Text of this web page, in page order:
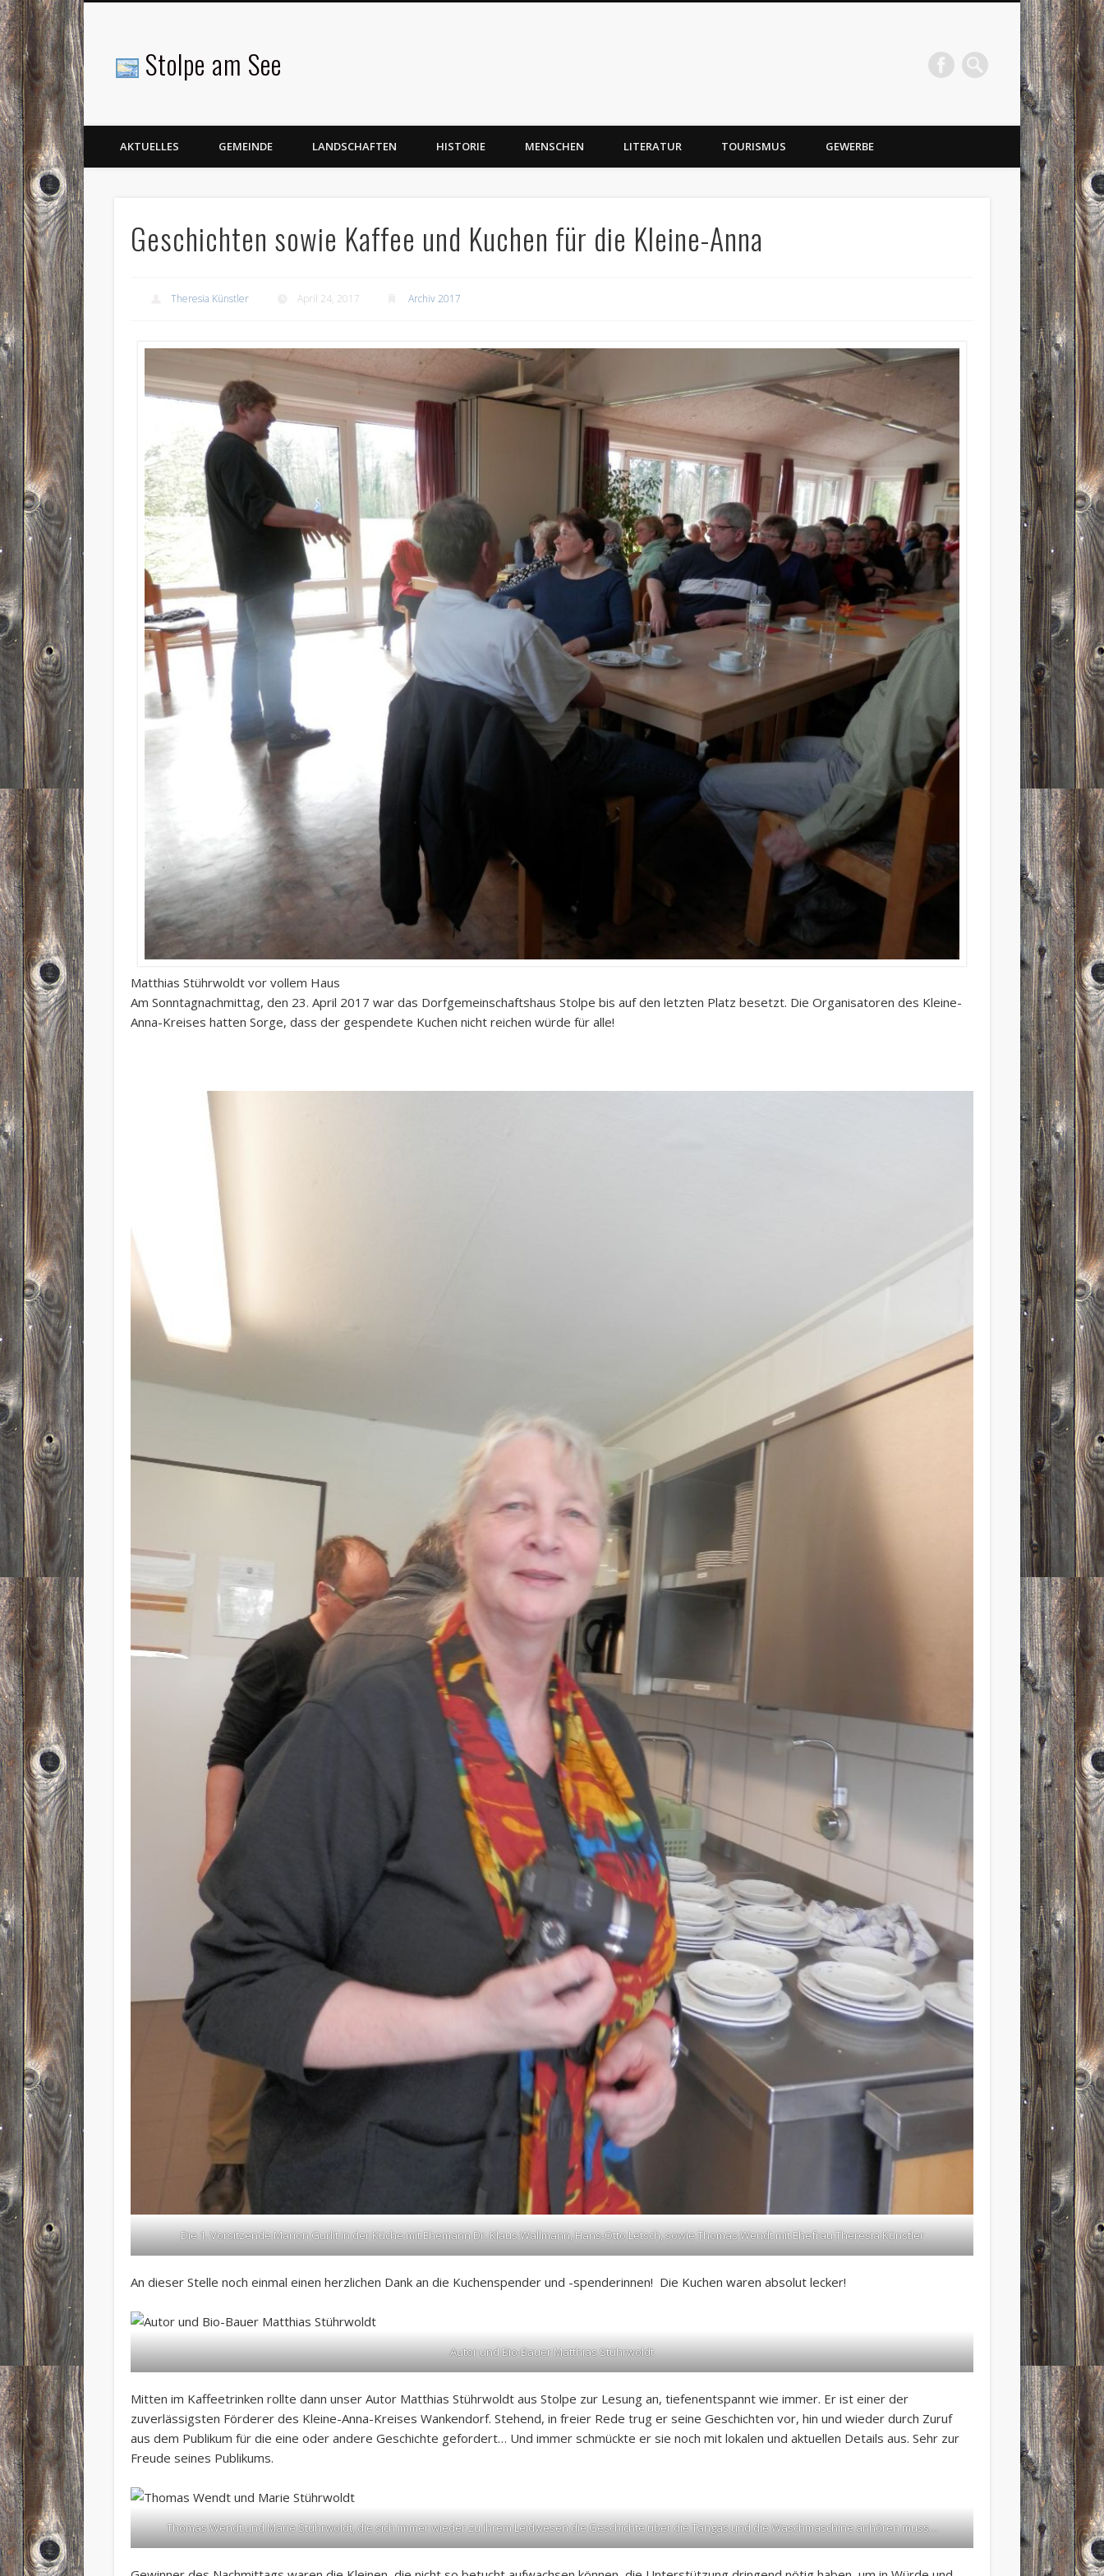
Stolpe am See
Facebook
AKTUELLES GEMEINDE LANDSCHAFTEN HISTORIE MENSCHEN LITERATUR TOURISMUS GEWERBE
Geschichten sowie Kaffee und Kuchen für die Kleine-Anna
Theresia Künstler April 24, 2017 Archiv 2017
Matthias Stührwoldt vor vollem Haus
Am Sonntagnachmittag, den 23. April 2017 war das Dorfgemeinschaftshaus Stolpe bis auf den letzten Platz besetzt. Die Organisatoren des Kleine-
Anna-Kreises hatten Sorge, dass der gespendete Kuchen nicht reichen würde für alle!
Die 1. Vorsitzende Marion Gurlit in der Küche mit Ehemann Dr. Klaus Wallmann, Hans-Otto Letsch, sowie Thomas Wendt mit Ehefrau Theresia Künstler
An dieser Stelle noch einmal einen herzlichen Dank an die Kuchenspender und -spenderinnen! Die Kuchen waren absolut lecker!
Autor und Bio-Bauer Matthias Stührwoldt
Mitten im Kaffeetrinken rollte dann unser Autor Matthias Stührwoldt aus Stolpe zur Lesung an, tiefenentspannt wie immer. Er ist einer der
zuverlässigsten Förderer des Kleine-Anna-Kreises Wankendorf. Stehend, in freier Rede trug er seine Geschichten vor, hin und wieder durch Zuruf
aus dem Publikum für die eine oder andere Geschichte gefordert… Und immer schmückte er sie noch mit lokalen und aktuellen Details aus. Sehr zur
Freude seines Publikums.
Thomas Wendt und Marie Stührwoldt, die sich immer wieder zu ihrem Leidwesen die Geschichte über die Tangas und die Waschmaschine anhören muss…